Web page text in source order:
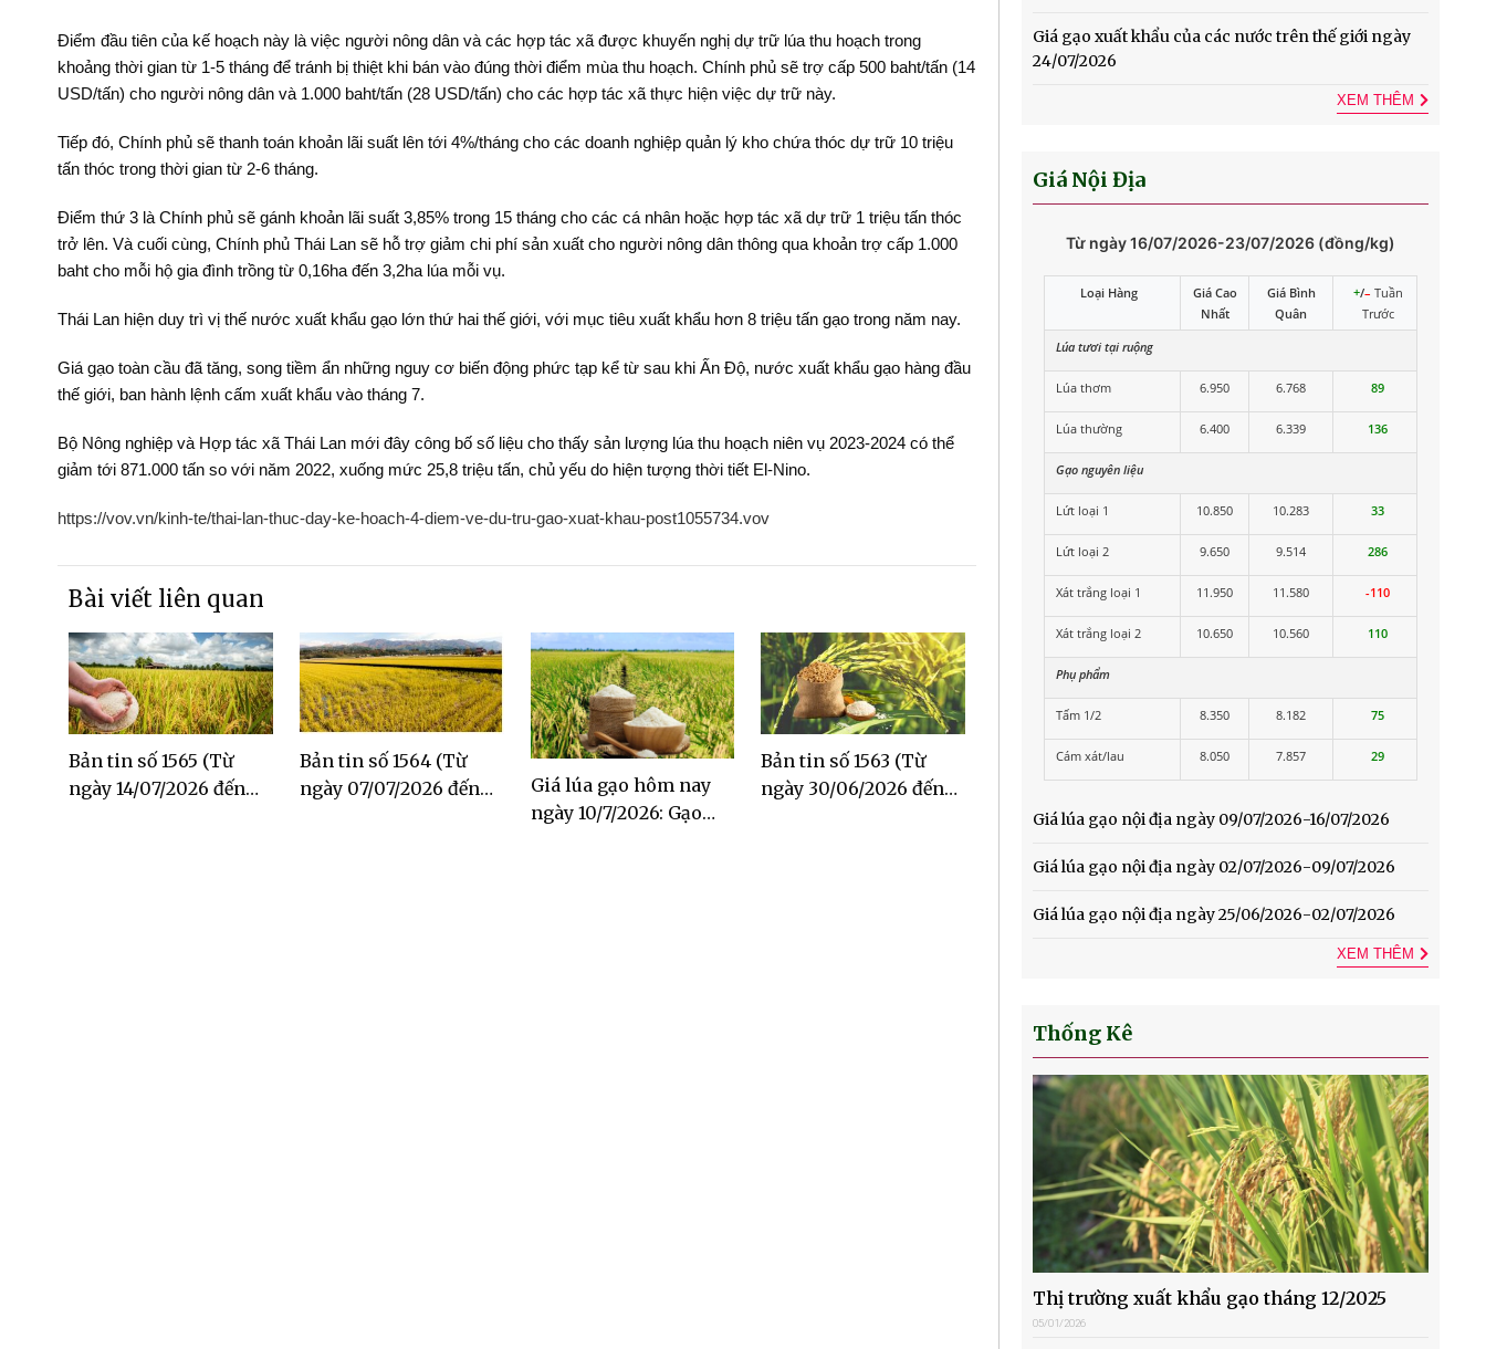
Điểm đầu tiên của kế hoạch này là việc người nông dân và các hợp tác xã được khuyến nghị dự trữ lúa thu hoạch trong
khoảng thời gian từ 1-5 tháng để tránh bị thiệt khi bán vào đúng thời điểm mùa thu hoạch. Chính phủ sẽ trợ cấp 500 baht/tấn (14
USD/tấn) cho người nông dân và 1.000 baht/tấn (28 USD/tấn) cho các hợp tác xã thực hiện việc dự trữ này.
Tiếp đó, Chính phủ sẽ thanh toán khoản lãi suất lên tới 4%/tháng cho các doanh nghiệp quản lý kho chứa thóc dự trữ 10 triệu
tấn thóc trong thời gian từ 2-6 tháng.
Điểm thứ 3 là Chính phủ sẽ gánh khoản lãi suất 3,85% trong 15 tháng cho các cá nhân hoặc hợp tác xã dự trữ 1 triệu tấn thóc
trở lên. Và cuối cùng, Chính phủ Thái Lan sẽ hỗ trợ giảm chi phí sản xuất cho người nông dân thông qua khoản trợ cấp 1.000
baht cho mỗi hộ gia đình trồng từ 0,16ha đến 3,2ha lúa mỗi vụ.
Thái Lan hiện duy trì vị thế nước xuất khẩu gạo lớn thứ hai thế giới, với mục tiêu xuất khẩu hơn 8 triệu tấn gạo trong năm nay.
Giá gạo toàn cầu đã tăng, song tiềm ẩn những nguy cơ biến động phức tạp kể từ sau khi Ấn Độ, nước xuất khẩu gạo hàng đầu
thế giới, ban hành lệnh cấm xuất khẩu vào tháng 7.
Bộ Nông nghiệp và Hợp tác xã Thái Lan mới đây công bố số liệu cho thấy sản lượng lúa thu hoạch niên vụ 2023-2024 có thể
giảm tới 871.000 tấn so với năm 2022, xuống mức 25,8 triệu tấn, chủ yếu do hiện tượng thời tiết El-Nino.
https://vov.vn/kinh-te/thai-lan-thuc-day-ke-hoach-4-diem-ve-du-tru-gao-xuat-khau-post1055734.vov
Bài viết liên quan
Bản tin số 1565 (Từ
ngày 14/07/2026 đến
Bản tin số 1564 (Từ
ngày 07/07/2026 đến
Giá lúa gạo hôm nay
ngày 10/7/2026: Gạo
Bản tin số 1563 (Từ
ngày 30/06/2026 đến
Giá gạo xuất khẩu của các nước trên thế giới ngày
24/07/2026
XEM THÊM
Giá Nội Địa
Từ ngày 16/07/2026-23/07/2026 (đồng/kg)
Loại Hàng
Giá Cao
Nhất
Giá Bình
Quân
+/– Tuần
Trước
Lúa tươi tại ruộng
Lúa thơm 6.950 6.768 89
Lúa thường 6.400 6.339 136
Gạo nguyên liệu
Lứt loại 1 10.850 10.283 33
Lứt loại 2 9.650 9.514 286
Xát trắng loại 1 11.950 11.580 -110
Xát trắng loại 2 10.650 10.560 110
Phụ phẩm
Tấm 1/2 8.350 8.182 75
Cám xát/lau 8.050 7.857 29
Giá lúa gạo nội địa ngày 09/07/2026-16/07/2026
Giá lúa gạo nội địa ngày 02/07/2026-09/07/2026
Giá lúa gạo nội địa ngày 25/06/2026-02/07/2026
XEM THÊM
Thống Kê
Thị trường xuất khẩu gạo tháng 12/2025
05/01/2026